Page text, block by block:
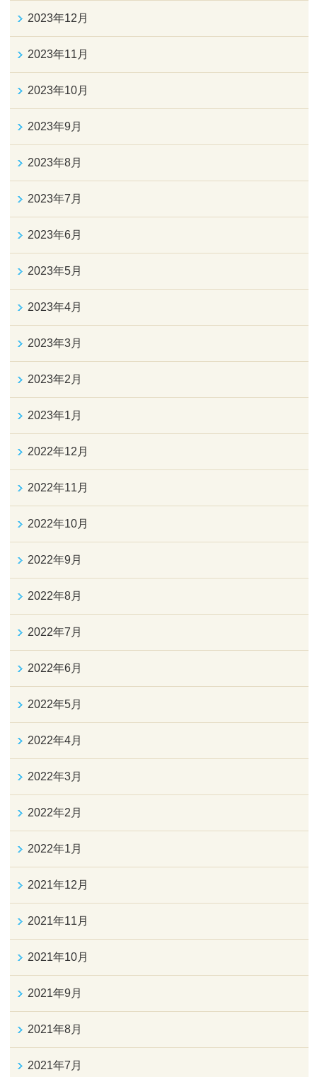
2023年12月
2023年11月
2023年10月
2023年9月
2023年8月
2023年7月
2023年6月
2023年5月
2023年4月
2023年3月
2023年2月
2023年1月
2022年12月
2022年11月
2022年10月
2022年9月
2022年8月
2022年7月
2022年6月
2022年5月
2022年4月
2022年3月
2022年2月
2022年1月
2021年12月
2021年11月
2021年10月
2021年9月
2021年8月
2021年7月